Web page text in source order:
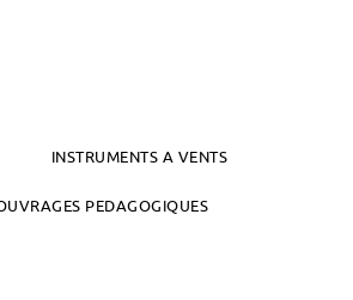
INSTRUMENTS A VENTS
PEDAGOGIQUES